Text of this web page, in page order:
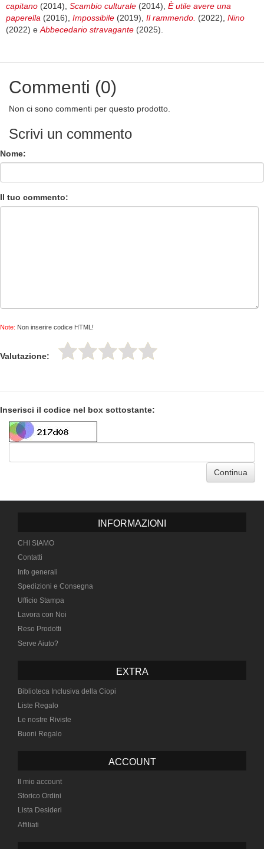
capitano (2014), Scambio culturale (2014), È utile avere una
paperella (2016), Impossibile (2019), Il rammendo. (2022), Nino
(2022) eAbbecedario stravagante (2025).
Commenti (0)
Non ci sono commenti per questo prodotto.
Scrivi un commento
Nome:
Il tuo commento:
Note: Non inserire codice HTML!
Valutazione:
Inserisci il codice nel box sottostante:
Continua
INFORMAZIONI
CHI SIAMO
Contatti
Info generali
Spedizioni e Consegna
Ufficio Stampa
Lavora con Noi
Reso Prodotti
Serve Aiuto?
EXTRA
Biblioteca Inclusiva della Ciopi
Liste Regalo
Le nostre Riviste
Buoni Regalo
ACCOUNT
Il mio account
Storico Ordini
Lista Desideri
Affiliati